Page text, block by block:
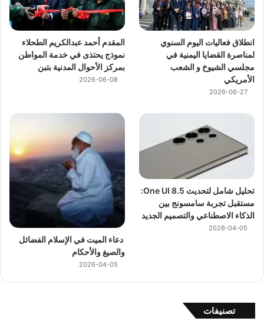
انطلاق فعاليات اليوم السنوي
لمناصرة القضايا اليمنية في
مجلسي الشيوخ و الشعب
الأمريكي
2026-06-27
المقدم أحمد عبدالكريم الطحلاء
نموذج يحتذى في خدمة المواطن
بمركز الأحوال المدنية بتبن
2026-06-08
تحليل شامل لتحديث One UI 8.5:
مستقبل تجربة سامسونج بين
الذكاء الاصطناعي والتصميم الجديد
2026-04-05
دعاء الميت في الإسلام الفضائل
والصيغ والأحكام
2026-04-05
تصنيفات